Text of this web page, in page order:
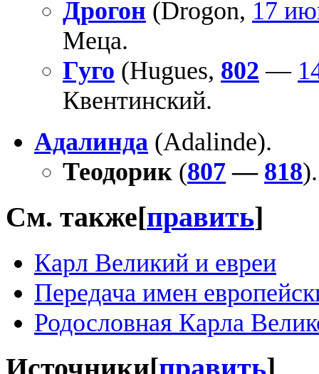
Дрогон (Drogon, 17
Меца.
Гуго (Hugues, 802 —
Квентинский.
Адалинда (Adalinde).
Теодорик (807 — 818).
См. также[править]
Карл Великий и евреи
Передача имен
Родословная Карла